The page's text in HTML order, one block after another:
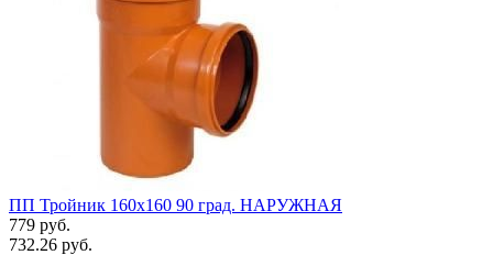
ПП Тройник 160х160 90 град. НАРУЖНАЯ
779 руб.
732.26 руб.